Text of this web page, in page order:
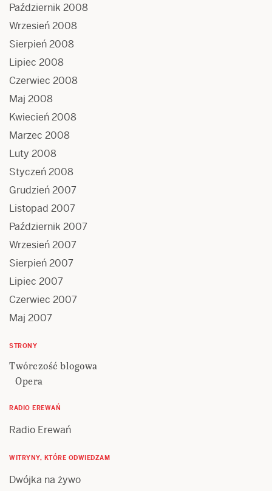
Październik 2008
Wrzesień 2008
Sierpień 2008
Lipiec 2008
Czerwiec 2008
Maj 2008
Kwiecień 2008
Marzec 2008
Luty 2008
Styczeń 2008
Grudzień 2007
Listopad 2007
Październik 2007
Wrzesień 2007
Sierpień 2007
Lipiec 2007
Czerwiec 2007
Maj 2007
STRONY
Twórczość blogowa
Opera
RADIO EREWAŃ
Radio Erewań
WITRYNY, KTÓRE ODWIEDZAM
Dwójka na żywo